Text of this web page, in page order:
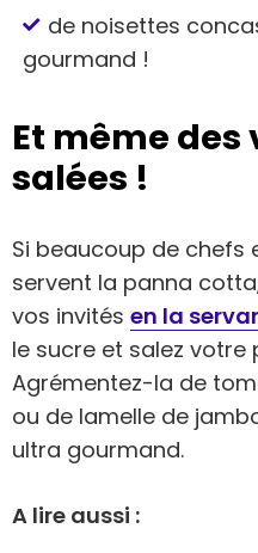
de noisettes
gourmand !
Et même des
salées !
Si beaucoup de chefs
servent la panna
vos invités en la
le sucre et salez votre
Agrémentez-la de
ou de lamelle de
ultra gourmand.
A lire aussi :